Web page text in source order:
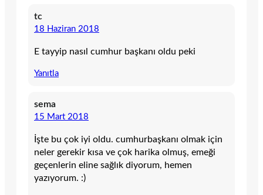
tc
18 Haziran 2018
E tayyip nasıl cumhur başkanı oldu peki
Yanıtla
sema
15 Mart 2018
İşte bu çok iyi oldu. cumhurbaşkanı olmak için
neler gerekir kısa ve çok harika olmuş, emeği
geçenlerin eline sağlık diyorum, hemen
yazıyorum. :)